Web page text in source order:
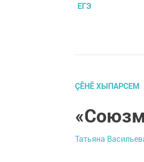
ЕГЭ
ÇӖНӖ ХЫПАРСЕМ
Татьяна